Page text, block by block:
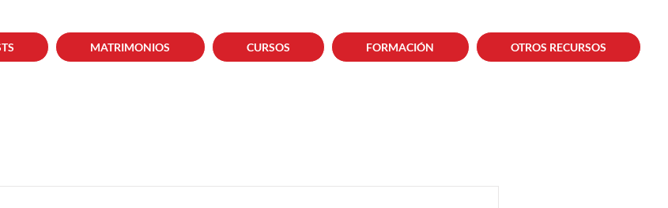
MATRIMONIOS CURSOS FORMACIÓN OTROS RECURSOS